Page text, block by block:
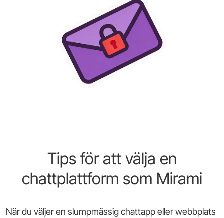
Tips för att välja en
chattplattform som Mirami
När du väljer en slumpmässig chattapp eller webbplats